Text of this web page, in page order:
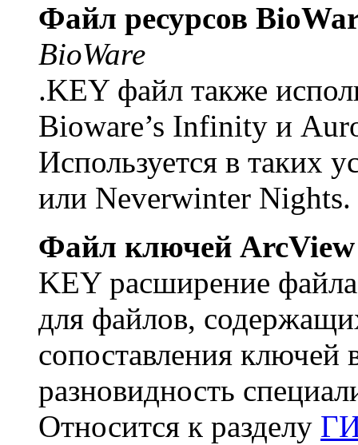
Файл ресурсов
BioWare
.KEY файл также
Bioware’s Infinity и
Используется в таких
или Neverwinter
Файл ключей ArcView
KEY расширение
для файлов,
сопоставления
разновидность
Относится к разделу